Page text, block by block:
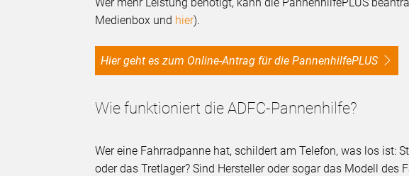
Medienbox und hier).
Hier geht es zum Online-Antrag für die PannenhilfePLUS
Wie funktioniert die ADFC-Pannenhilfe?
Wer eine Fahrradpanne hat, schildert am Telefon, was los ist:
oder das Tretlager? Sind Hersteller oder sogar das Modell des